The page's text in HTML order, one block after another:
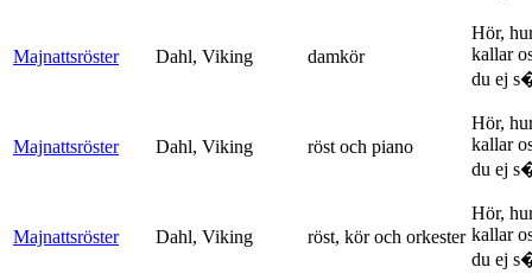
Majnattsröster Dahl, Viking damkör
Hör,
kallar
du ej
Majnattsröster Dahl, Viking röst och piano
Hör,
kallar
du ej
Majnattsröster Dahl, Viking röst, kör och orkester
Hör,
kallar
du ej